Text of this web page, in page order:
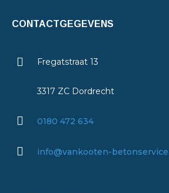
CONTACTGEGEVENS
Fregatstraat 13
3317 ZC Dordrecht
0180 472 634
info@vankooten-